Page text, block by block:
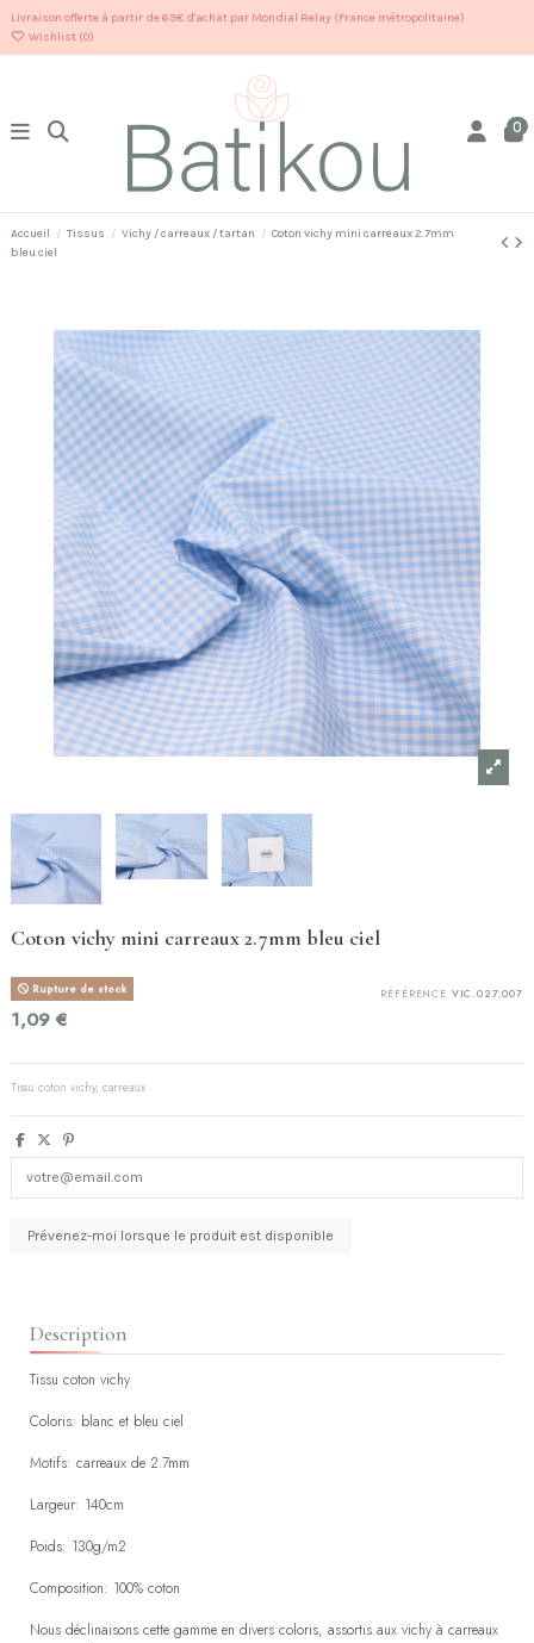
Livraison offerte à partir de 69€ d'achat par Mondial Relay (France métropolitaine)
Wishlist (0)
0
Accueil Tissus Vichy / carreaux / tartan
Coton vichy mini carreaux 2.7mm
bleu ciel
Coton vichy mini carreaux 2.7mm bleu ciel
RÉFÉRENCE VIC.027.007
Rupture de stock
1,09 €
Tissu coton vichy, carreaux
Description
Tissu coton vichy
Coloris: blanc et bleu ciel
Motifs: carreaux de 2.7mm
Largeur: 140cm
Poids: 130g/m2
Composition: 100% coton
Nous déclinaisons cette gamme en divers coloris, assortis aux vichy à carreaux